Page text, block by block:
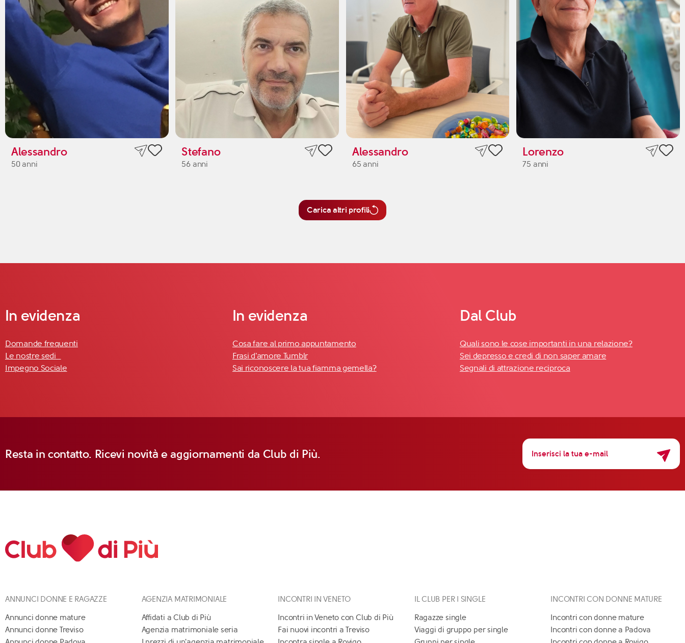
Alessandro
50 anni
Stefano
56 anni
Alessandro
65 anni
Lorenzo
75 anni
Carica altri profili
In evidenza
Domande frequenti
Le nostre sedi
Impegno Sociale
In evidenza
Cosa fare al primo appuntamento
Frasi d'amore Tumblr
Sai riconoscere la tua fiamma gemella?
Dal Club
Quali sono le cose importanti in una relazione?
Sei depresso e credi di non saper amare
Segnali di attrazione reciproca
Resta in contatto. Ricevi novità e aggiornamenti da Club di Più.
ANNUNCI DONNE E RAGAZZE
Annunci donne mature
Annunci donne Treviso
AGENZIA MATRIMONIALE
Affidati a Club di Più
Agenzia matrimoniale seria
INCONTRI IN VENETO
Incontri in Veneto con Club di Più
Fai nuovi incontri a Treviso
IL CLUB PER I SINGLE
Ragazze single
Viaggi di gruppo per single
INCONTRI CON DONNE MATURE
Incontri con donne mature
Incontri con donne a Padova